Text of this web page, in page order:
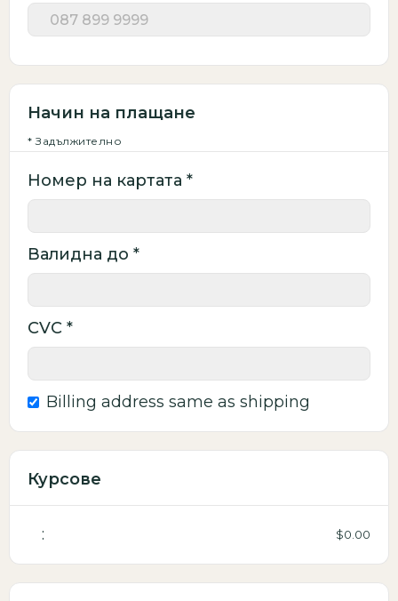
Начин на плащане
* Задължително
Номер на картата *
Валидна до *
CVC *
Billing address same as shipping
Курсове
: $0.00